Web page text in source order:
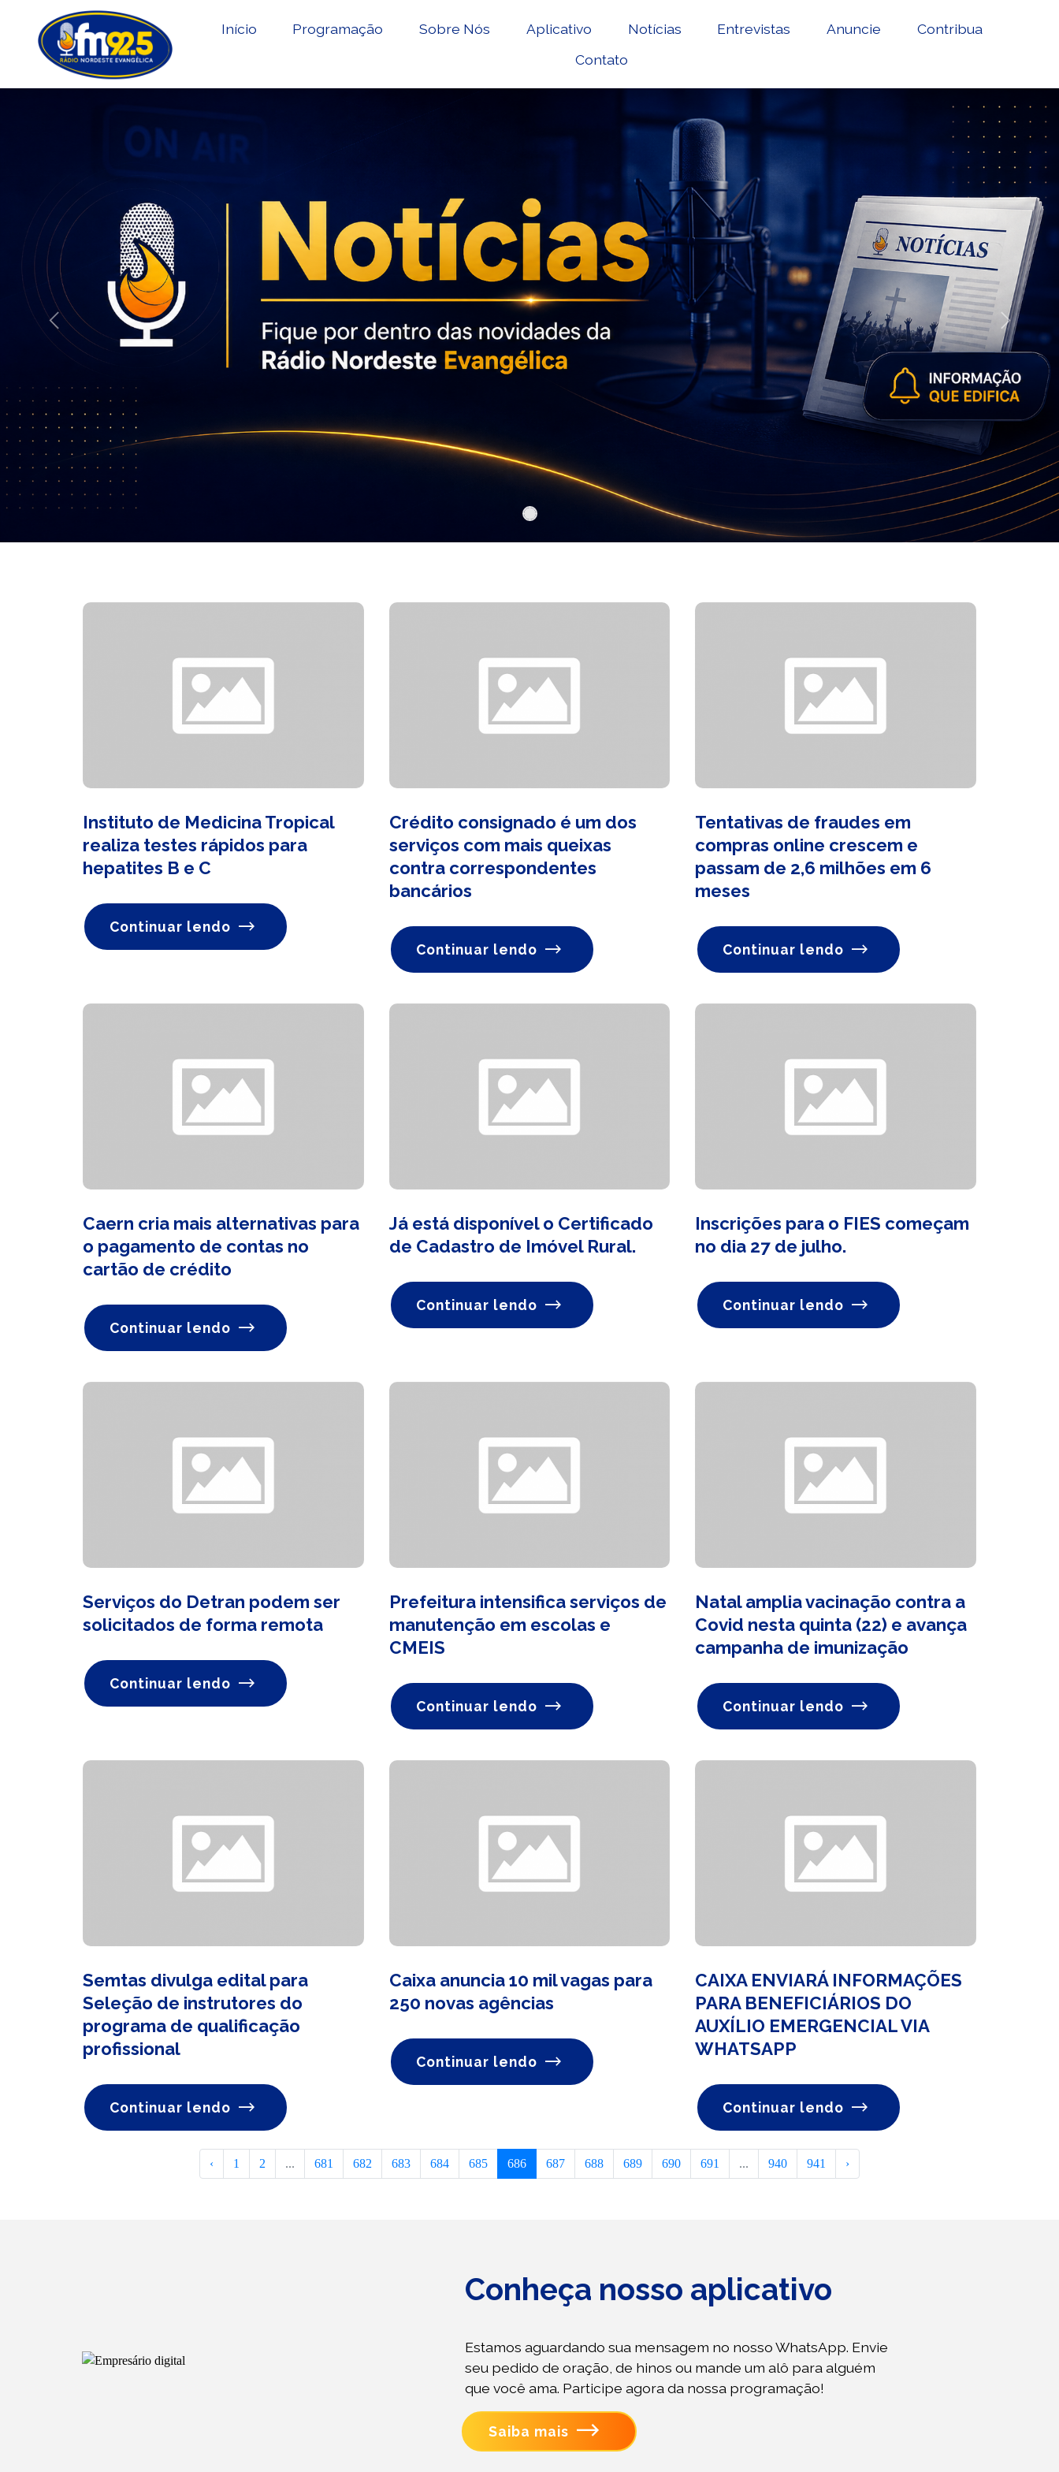
Início Programação Sobre Nós Aplicativo Notícias Entrevistas Anuncie
Contribua
Contato
Previous Next
Instituto de Medicina Tropical
realiza testes rápidos para
hepatites B e C
Continuar lendo
Crédito consignado é um dos
serviços com mais queixas
contra correspondentes
bancários
Continuar lendo
Tentativas de fraudes em
compras online crescem e
passam de 2,6 milhões em 6
meses
Continuar lendo
Caern cria mais alternativas para
o pagamento de contas no
cartão de crédito
Continuar lendo
Já está disponível o Certificado
de Cadastro de Imóvel Rural.
Continuar lendo
Inscrições para o FIES começam
no dia 27 de julho.
Continuar lendo
Serviços do Detran podem ser
solicitados de forma remota
Continuar lendo
Prefeitura intensifica serviços de
manutenção em escolas e
CMEIS
Continuar lendo
Natal amplia vacinação contra a
Covid nesta quinta (22) e avança
campanha de imunização
Continuar lendo
Semtas divulga edital para
Seleção de instrutores do
programa de qualificação
profissional
Continuar lendo
Caixa anuncia 10 mil vagas para
250 novas agências
Continuar lendo
CAIXA ENVIARÁ INFORMAÇÕES
PARA BENEFICIÁRIOS DO
AUXÍLIO EMERGENCIAL VIA
WHATSAPP
Continuar lendo
‹ 1 2 ... 681 682 683 684 685 686 687 688 689 690 691 ... 940 941 ›
Conheça nosso aplicativo
Estamos aguardando sua mensagem no nosso WhatsApp. Envie
seu pedido de oração, de hinos ou mande um alô para alguém
que você ama. Participe agora da nossa programação!
Saiba mais